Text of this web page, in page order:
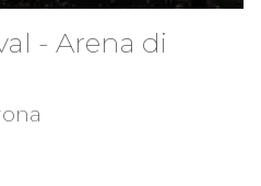
- Arena di